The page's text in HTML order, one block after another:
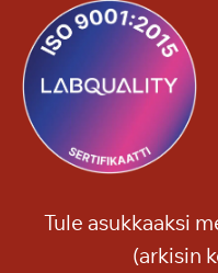
Tule asukkaaksi
(arkisin